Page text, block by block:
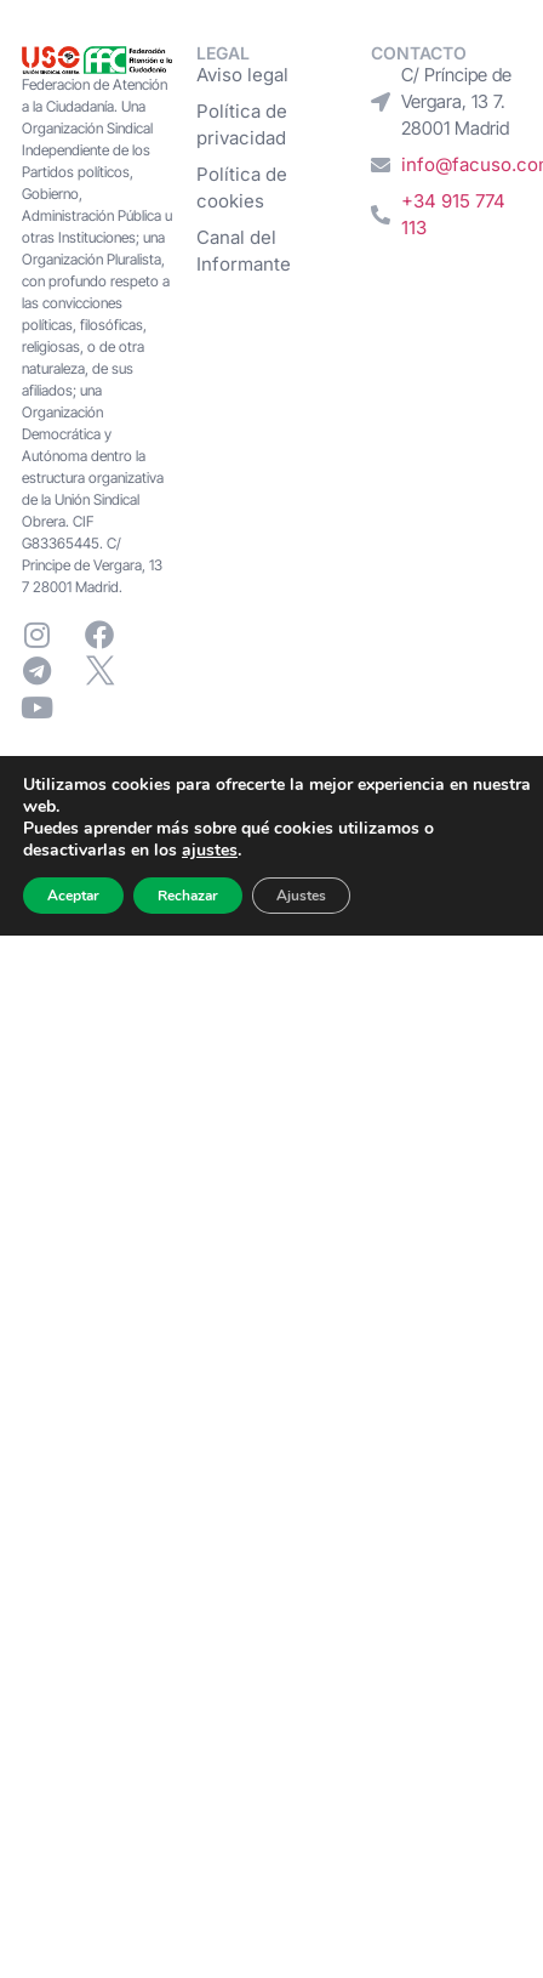
Federacion de Atención
a la Ciudadanía. Una
Organización Sindical
Independiente de los
Partidos políticos,
Gobierno,
Administración Pública u
otras Instituciones; una
Organización Pluralista,
con profundo respeto a
las convicciones
políticas, filosóficas,
religiosas, o de otra
naturaleza, de sus
afiliados; una
Organización
Democrática y
Autónoma dentro la
estructura organizativa
de la Unión Sindical
Obrera. CIF
G83365445. C/
Principe de Vergara, 13
7 28001 Madrid.
LEGAL
Aviso legal
Política de
privacidad
Política de
cookies
Canal del
Informante
CONTACTO
C/ Príncipe de
Vergara, 13 7.
28001 Madrid
+34 915 774
113
Utilizamos cookies para ofrecerte la mejor experiencia en nuestra
web.
Puedes aprender más sobre qué cookies utilizamos o
desactivarlas en los ajustes.
Aceptar Rechazar Ajustes